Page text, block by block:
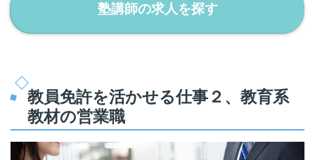
塾講師の求人を探す
教員免許を活かせる仕事２、教育系
教材の営業職